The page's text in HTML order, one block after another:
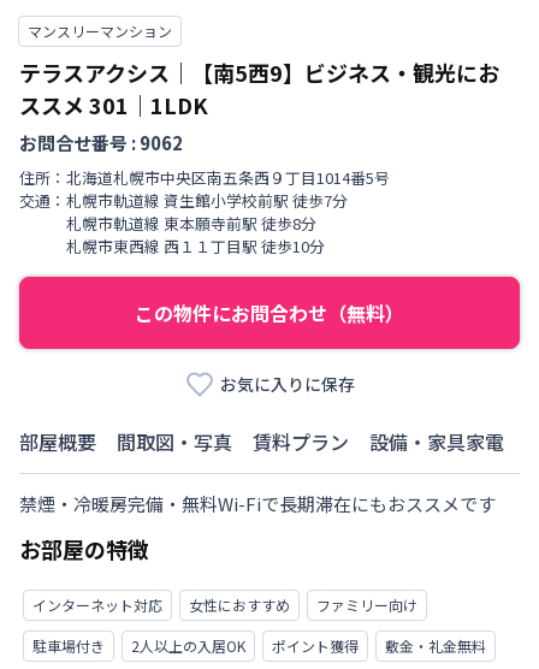
マンスリーマンション
テラスアクシス｜【南5西9】ビジネス・観光にお
ススメ301 ｜ 1LDK
お問合せ番号 :9062
住所： 北海道札幌市中央区南五条西 ９丁目1014番5号
交通： 札幌市軌道線 資生館小学校前駅 徒歩7分
札幌市軌道線 東本願寺前駅 徒歩8分
札幌市東西線 西１１丁目駅 徒歩10分
この物件にお問合わせ（無料）
お気に入りに保存
部屋概要 間取図・写真 賃料プラン 設備・家具家電
禁煙・冷暖房完備・無料Wi-Fiで長期滞在にもおススメです
お部屋の特徴
インターネット対応 女性におすすめ
ファミリー向け
駐車場付き
2人以上の入居OK ポイント獲得
敷金・礼金無料